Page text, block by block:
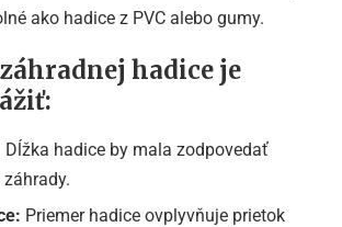
ako hadice z PVC alebo gumy.
hadice je
Dĺžka hadice by mala zodpovedať
Priemer hadice ovplyvňuje prietok